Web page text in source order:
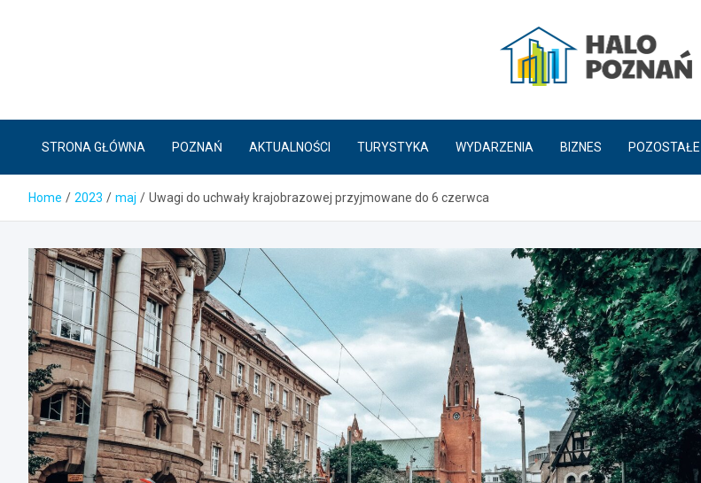
HaloPoznań.pl
STRONA GŁÓWNA POZNAŃ AKTUALNOŚCI TURYSTYKA WYDARZENIA BIZNES POZOSTAŁE
Home 2023 maj Uwagi do uchwały krajobrazowej przyjmowane do 6 czerwca